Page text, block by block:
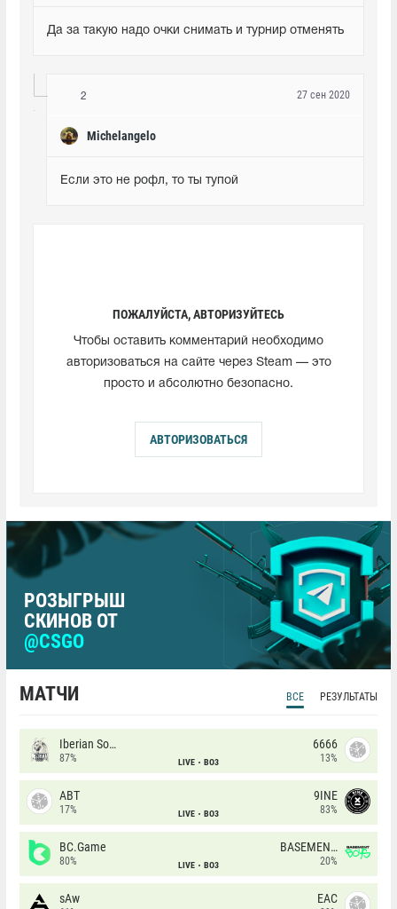
Да за такую надо очки снимать и турнир отменять
2
Michelangelo
27 сен 2020
Если это не рофл, то ты тупой
ПОЖАЛУЙСТА, АВТОРИЗУЙТЕСЬ
Чтобы оставить комментарий необходимо
авторизоваться на сайте через Steam — это
просто и абсолютно безопасно.
АВТОРИЗОВАТЬСЯ
РОЗЫГРЫШ
СКИНОВ ОТ
@CSGO
МАТЧИ ВСЕ РЕЗУЛЬТАТЫ
Iberian Soul
87% LIVE BO3
6666
13%
ABT
17% LIVE BO3
9INE
83%
BC.Game
80% LIVE BO3
BASEMENT BOYS
20%
sAw EAC